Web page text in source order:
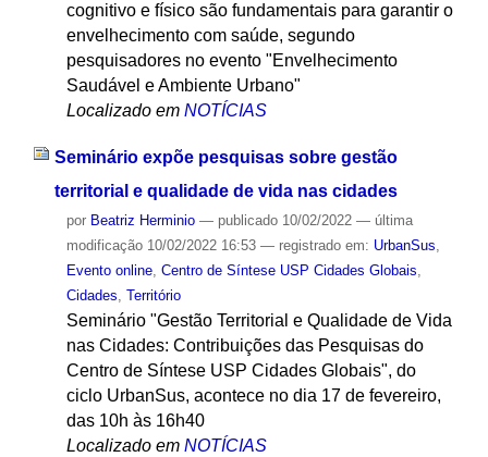
cognitivo e físico são fundamentais para garantir o
envelhecimento com saúde, segundo
pesquisadores no evento "Envelhecimento
Saudável e Ambiente Urbano"
Localizado em NOTÍCIAS
Seminário expõe pesquisas sobre gestão
territorial e qualidade de vida nas cidades
por Beatriz Herminio — publicado10/02/2022 — última
modificação10/02/2022 16:53 — registrado em: UrbanSus,
Evento online, Centro de Síntese USP Cidades Globais,
Cidades, Território
Seminário "Gestão Territorial e Qualidade de Vida
nas Cidades: Contribuições das Pesquisas do
Centro de Síntese USP Cidades Globais", do
ciclo UrbanSus, acontece no dia 17 de fevereiro,
das 10h às 16h40
Localizado em NOTÍCIAS